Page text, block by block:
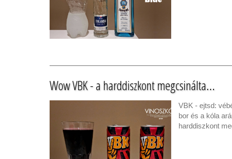
Wow VBK - a harddiszkont megcsinálta...
VBK - ejtsd:
bor és a kóla
harddiszkont